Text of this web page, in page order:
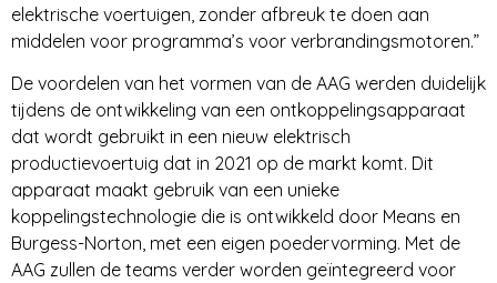
elektrische voertuigen, zonder afbreuk te doen aan
middelen voor programma’s voor verbrandingsmotoren.”
De voordelen van het vormen van de AAG werden duidelijk
tijdens de ontwikkeling van een ontkoppelingsapparaat
dat wordt gebruikt in een nieuw elektrisch
productievoertuig dat in 2021 op de markt komt. Dit
apparaat maakt gebruik van een unieke
koppelingstechnologie die is ontwikkeld door Means en
Burgess-Norton, met een eigen poedervorming. Met de
AAG zullen de teams verder worden geïntegreerd voor